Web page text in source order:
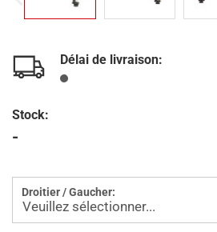
Délai de livraison:
Stock:
-
Droitier / Gaucher: